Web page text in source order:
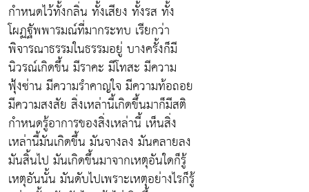
กำหนดไว้ทั้งกลิ่น ทั้งเสียง ทั้งรส ทั้ง
โผฏฐัพพารมณ์ที่มากระทบ เรียกว่า
พิจารณาธรรมในธรรมอยู่ บางครั้งก็มี
นิวรณ์เกิดขึ้น มีราคะ มีโทสะ มีความ
ฟุ้งซ่าน มีความรำคาญใจ มีความท้อถอย
มีความสงสัย สิ่งเหล่านี้เกิดขึ้นมาก็มีสติ
กำหนดรู้อาการของสิ่งเหล่านี้ เห็นสิ่ง
เหล่านี้มันเกิดขึ้น มันจางลง มันคลายลง
มันสิ้นไป มันเกิดขึ้นมาจากเหตุอันใดก็รู้
เหตุอันนั้น มันดับไปเพราะเหตุอย่างไรก็รู้